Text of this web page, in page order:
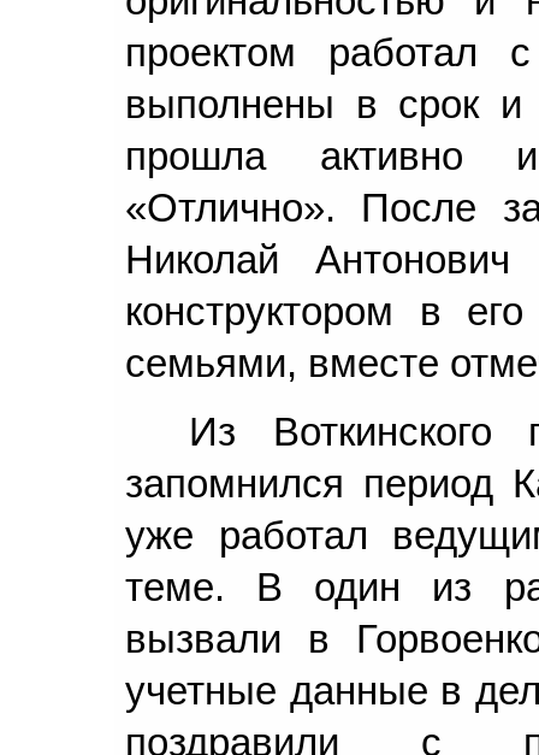
проектом работал
выполнены в срок
прошла активно
«Отлично». После
Николай
конструктором в
семьями, вместе
Из
запомнился период
уже работал
теме. В один из
вызвали в
учетные данные в
поздравили с